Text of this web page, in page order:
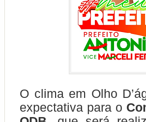
O clima em Olho
expectativa para o